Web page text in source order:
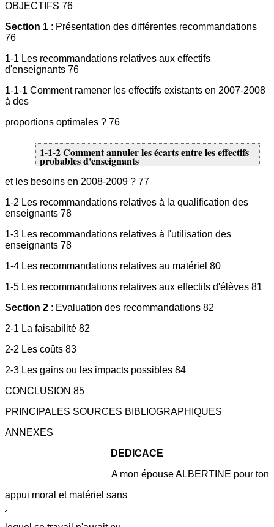
OBJECTIFS 76
Section 1 : Présentation des différentes recommandations
76
1-1 Les recommandations relatives aux effectifs
d'enseignants 76
1-1-1 Comment ramener les effectifs existants en 2007-2008
à des
proportions optimales ? 76
1-1-2 Comment annuler les écarts entre les effectifs
probables d'enseignants
et les besoins en 2008-2009 ? 77
1-2 Les recommandations relatives à la qualification des
enseignants 78
1-3 Les recommandations relatives à l'utilisation des
enseignants 78
1-4 Les recommandations relatives au matériel 80
1-5 Les recommandations relatives aux effectifs d'élèves 81
Section 2 : Evaluation des recommandations 82
2-1 La faisabilité 82
2-2 Les coûts 83
2-3 Les gains ou les impacts possibles 84
CONCLUSION 85
PRINCIPALES SOURCES BIBLIOGRAPHIQUES
ANNEXES
DEDICACE
A mon épouse ALBERTINE pour ton
appui moral et matériel sans